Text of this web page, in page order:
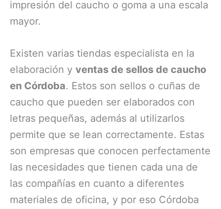
impresión del caucho o goma a una escala
mayor.
Existen varias tiendas especialista en la
elaboración y ventas de sellos de caucho
en Córdoba. Estos son sellos o cuñas de
caucho que pueden ser elaborados con
letras pequeñas, además al utilizarlos
permite que se lean correctamente. Estas
son empresas que conocen perfectamente
las necesidades que tienen cada una de
las compañías en cuanto a diferentes
materiales de oficina, y por eso Córdoba